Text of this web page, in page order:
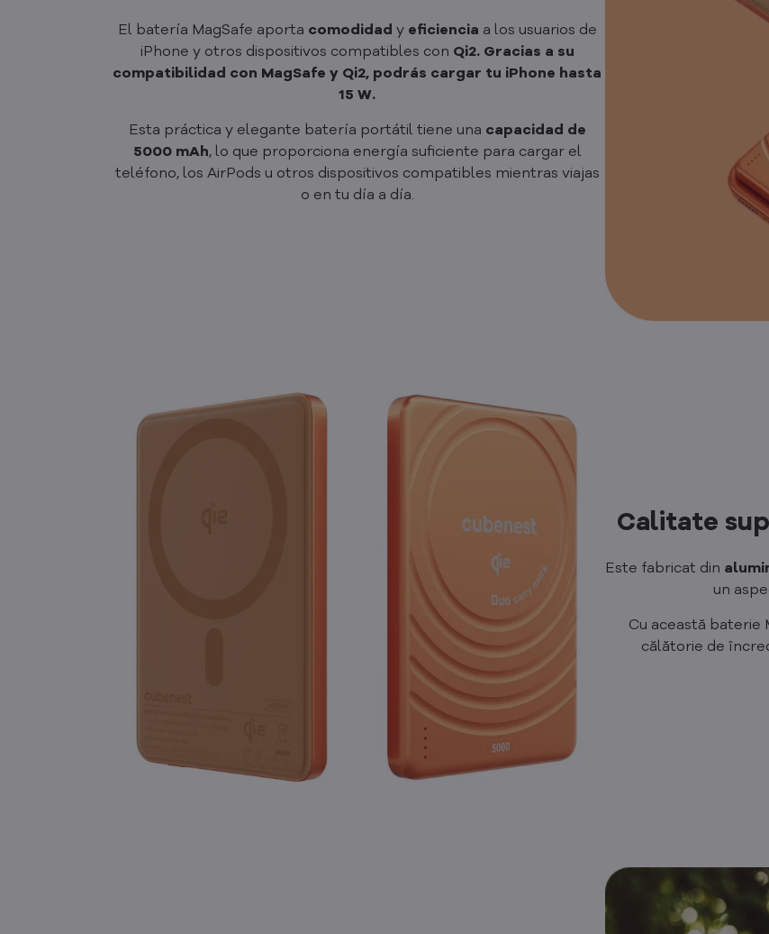
El batería MagSafe aporta comodidad y eficiencia a los usuarios de
iPhone y otros dispositivos compatibles con Qi2. Gracias a su
compatibilidad con MagSafe y Qi2, podrás cargar tu iPhone hasta
15 W.
Esta práctica y elegante batería portátil tiene una capacidad de
5000 mAh, lo que proporciona energía suficiente para cargar el
teléfono, los AirPods u otros dispositivos compatibles mientras viajas
o en tu día a día.
Calitate
Este fabricat din
un
Cu această baterie
călătorie de